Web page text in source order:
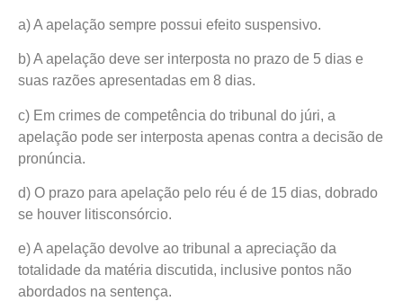
a) A apelação sempre possui efeito suspensivo.
b) A apelação deve ser interposta no prazo de 5 dias e
suas razões apresentadas em 8 dias.
c) Em crimes de competência do tribunal do júri, a
apelação pode ser interposta apenas contra a decisão de
pronúncia.
d) O prazo para apelação pelo réu é de 15 dias, dobrado
se houver litisconsórcio.
e) A apelação devolve ao tribunal a apreciação da
totalidade da matéria discutida, inclusive pontos não
abordados na sentença.